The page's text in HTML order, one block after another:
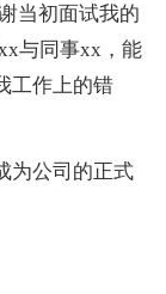
当初面试我的
与同事xx，能
工作上的错
公司的正式